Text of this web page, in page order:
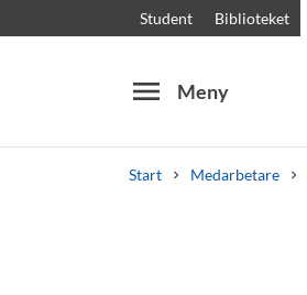
Student Biblioteket
menu Meny
Start Medarbetare